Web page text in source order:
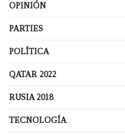
OPINIÓN
PARTIES
POLÍTICA
QATAR 2022
RUSIA 2018
TECNOLOGÍA